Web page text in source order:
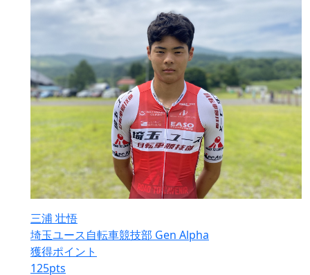
三浦 壮悟
埼玉ユース自転車競技部 Gen Alpha
獲得ポイント
125pts